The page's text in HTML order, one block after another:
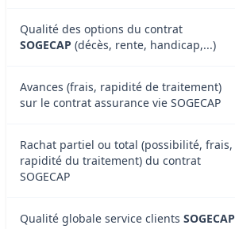
Qualité des options du contrat
SOGECAP (décès, rente, handicap,...)
Avances (frais, rapidité de traitement)
sur le contrat assurance vie SOGECAP
Rachat partiel ou total (possibilité, frais,
rapidité du traitement) du contrat
SOGECAP
Qualité globale service clients SOGECAP